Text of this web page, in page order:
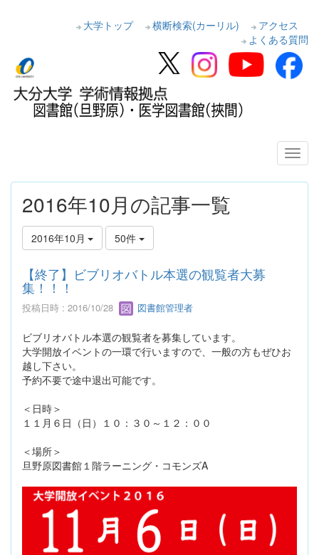
大学トップ 横断検索(カーリル)
アクセス
よくある質問
2016年10月の記事一覧
2016年10月 50件
【終了】ビブリオバトル本選の観覧者大募
集！！！
投稿日時 : 2016/10/28 図書館管理者
ビブリオバトル本選の観覧者を募集しています。
大学開放イベントの一環で行いますので、一般の方もぜひお
越し下さい。
予約不要で途中退出可能です。
＜日時＞
１１月６日（日）１０：３０～１２：００
＜場所＞
旦野原図書館１階ラーニング・コモンズA